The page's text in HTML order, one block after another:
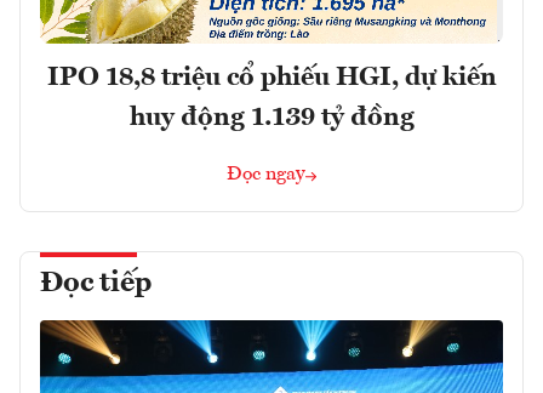
IPO 18,8 triệu cổ phiếu HGI, dự kiến
huy động 1.139 tỷ đồng
Đọc ngay
Đọc tiếp